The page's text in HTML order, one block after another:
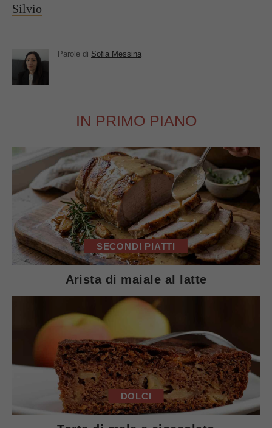
Silvio
Parole di Sofia Messina
IN PRIMO PIANO
SECONDI PIATTI
Arista di maiale al latte
DOLCI